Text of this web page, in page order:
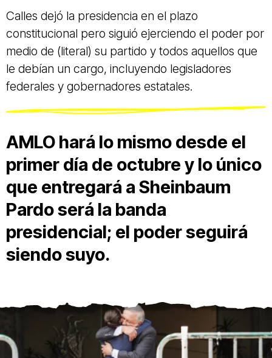
Calles dejó la presidencia en el plazo
constitucional pero siguió ejerciendo el poder por
medio de (literal) su partido y todos aquellos que
le debían un cargo, incluyendo legisladores
federales y gobernadores estatales.
AMLO hará lo mismo desde el
primer día de octubre y lo único
que entregará a Sheinbaum
Pardo será la banda
presidencial; el poder seguirá
siendo suyo.